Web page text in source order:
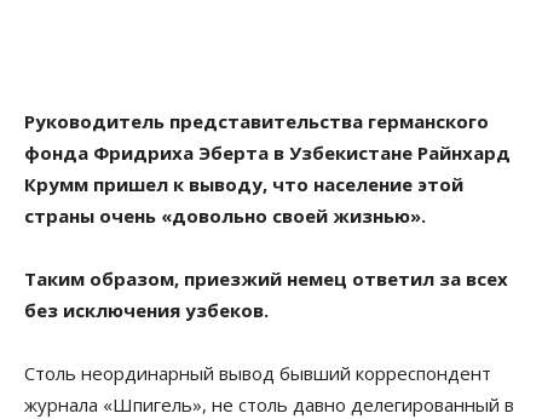
Руководитель представительства германского
фонда Фридриха Эберта в Узбекистане Райнхард
Крумм пришел к выводу, что население этой
страны очень «довольно своей жизнью».
Таким образом, приезжий немец ответил за всех
без исключения узбеков.
Столь неординарный вывод бывший корреспондент
журнала «Шпигель», не столь давно делегированный в